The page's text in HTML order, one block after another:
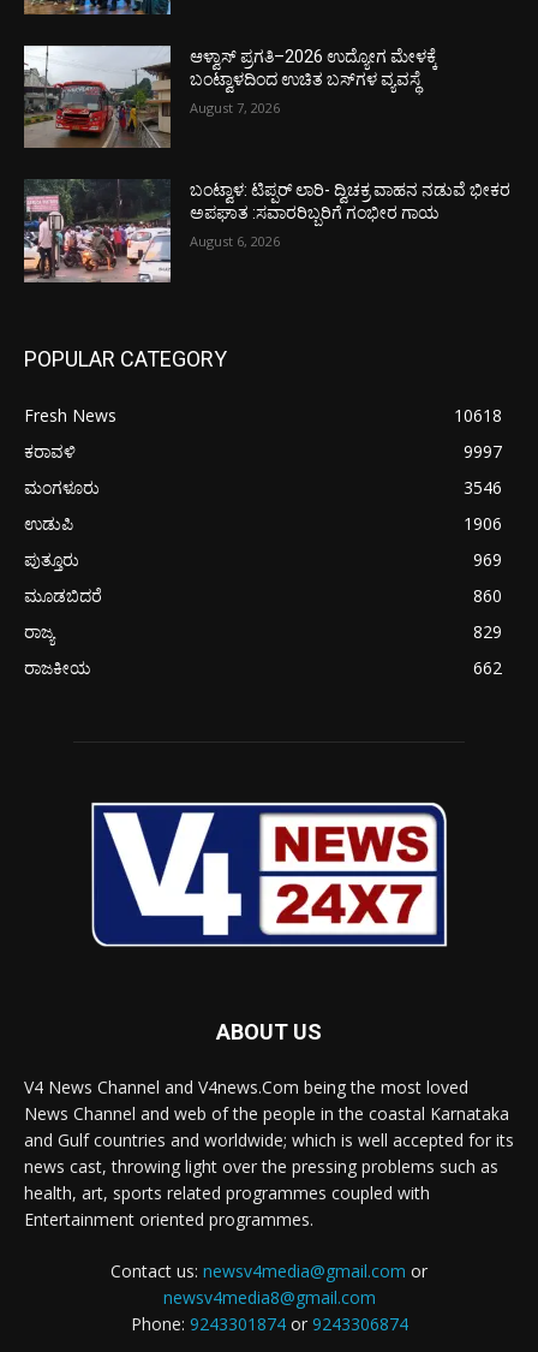
ಆಳ್ವಾಸ್ ಪ್ರಗತಿ–2026 ಉದ್ಯೋಗ ಮೇಳಕ್ಕೆ
ಬಂಟ್ವಾಳದಿಂದ ಉಚಿತ ಬಸ್‌ಗಳ ವ್ಯವಸ್ಥೆ
August 7, 2026
ಬಂಟ್ವಾಳ: ಟಿಪ್ಪರ್ ಲಾರಿ- ದ್ವಿಚಕ್ರ ವಾಹನ ನಡುವೆ ಭೀಕರ
ಅಪಘಾತ :ಸವಾರರಿಬ್ಬರಿಗೆ ಗಂಭೀರ ಗಾಯ
August 6, 2026
POPULAR CATEGORY
Fresh News
10618
ಕರಾವಳಿ
9997
ಮಂಗಳೂರು
3546
ಉಡುಪಿ
1906
ಪುತ್ತೂರು
969
ಮೂಡಬಿದರೆ
860
ರಾಜ್ಯ
829
ರಾಜಕೀಯ
662
ABOUT US
V4 News Channel and V4news.Com being the most loved
News Channel and web of the people in the coastal Karnataka
and Gulf countries and worldwide; which is well accepted for its
news cast, throwing light over the pressing problems such as
health, art, sports related programmes coupled with
Entertainment oriented programmes.
Contact us: newsv4media@gmail.com or
newsv4media8@gmail.com
Phone: 9243301874or 9243306874